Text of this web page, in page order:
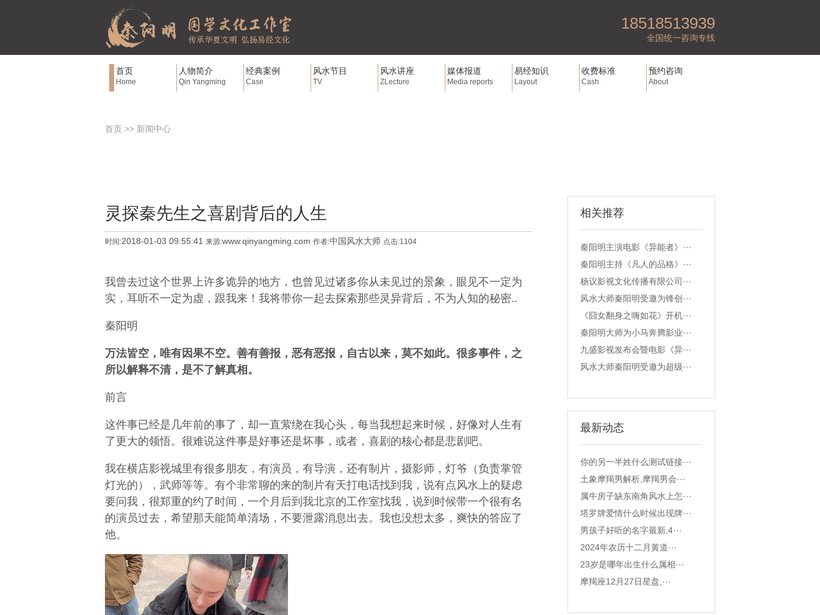
18518513939
全国统一咨询专线
首页
Home
人物简介
Qin Yangming
经典案例
Case
风水节目
TV
风水讲座
ZLecture
媒体报道
Media reports
易经知识
Layout
收费标准
Cash
预约咨询
About
首页 >> 新闻中心
灵探秦先生之喜剧背后的人生
时间:2018-01-03 09:55:41 来源:www.qinyangming.com 作者:中国风水大师 点击:1104
我曾去过这个世界上许多诡异的地方，也曾见过诸多你从未见过的景象，眼见不一定为
实，耳听不一定为虚，跟我来！我将带你一起去探索那些灵异背后，不为人知的秘密..
秦阳明
万法皆空，唯有因果不空。善有善报，恶有恶报，自古以来，莫不如此。很多事件，之
所以解释不清，是不了解真相。
前言
这件事已经是几年前的事了，却一直萦绕在我心头，每当我想起来时候，好像对人生有
了更大的领悟。很难说这件事是好事还是坏事，或者，喜剧的核心都是悲剧吧。
我在横店影视城里有很多朋友，有演员，有导演，还有制片，摄影师，灯爷（负责掌管
灯光的），武师等等。有个非常聊的来的制片有天打电话找到我，说有点风水上的疑虑
要问我，很郑重的约了时间，一个月后到我北京的工作室找我，说到时候带一个很有名
的演员过去，希望那天能简单清场，不要泄露消息出去。我也没想太多，爽快的答应了
他。
相关推荐
秦阳明主演电影《异能者》···
秦阳明主持《凡人的品格》···
杨议影视文化传播有限公司···
风水大师秦阳明受邀为锋创···
《囧女翻身之嗨如花》开机···
秦阳明大师为小马奔腾影业···
九盛影视发布会暨电影《异···
风水大师秦阳明受邀为超级···
最新动态
你的另一半姓什么测试链接···
土象摩羯男解析,摩羯男会···
属牛房子缺东南角风水上怎···
塔罗牌爱情什么时候出现牌···
男孩子好听的名字最新,4···
2024年农历十二月黄道···
23岁是哪年出生什么属相···
摩羯座12月27日星盘,···